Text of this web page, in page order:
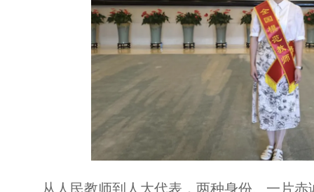
从人民教师到人大代表，两种身份、一片赤